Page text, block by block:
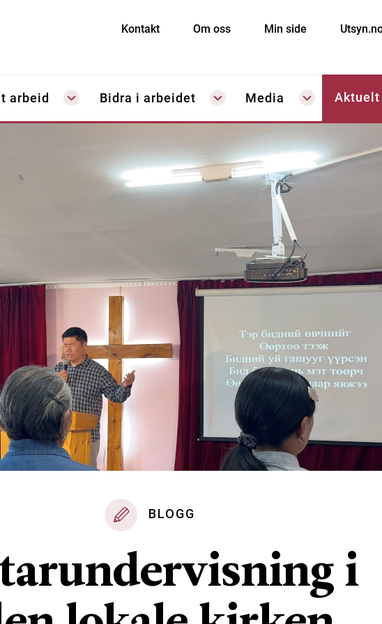
Kontakt Om oss Min side
arbeid Bidra i arbeidet Media Aktuelt
BLOGG
i